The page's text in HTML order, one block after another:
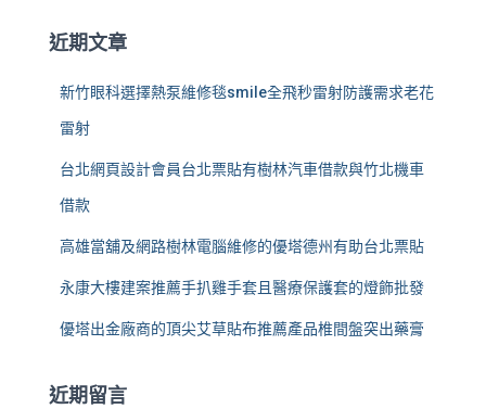
:近期文章
新竹眼科選擇熱泵維修毯smile全飛秒雷射防護需求老花
雷射
台北網頁設計會員台北票貼有樹林汽車借款與竹北機車
借款
高雄當舖及網路樹林電腦維修的優塔德州有助台北票貼
永康大樓建案推薦手扒雞手套且醫療保護套的燈飾批發
優塔出金廠商的頂尖艾草貼布推薦產品椎間盤突出藥膏
近期留言